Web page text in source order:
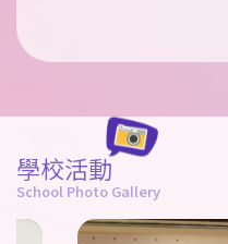
學校活動
School Photo Gallery